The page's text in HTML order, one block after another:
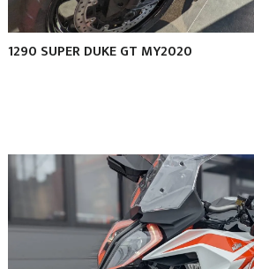
1290 SUPER DUKE GT MY2020